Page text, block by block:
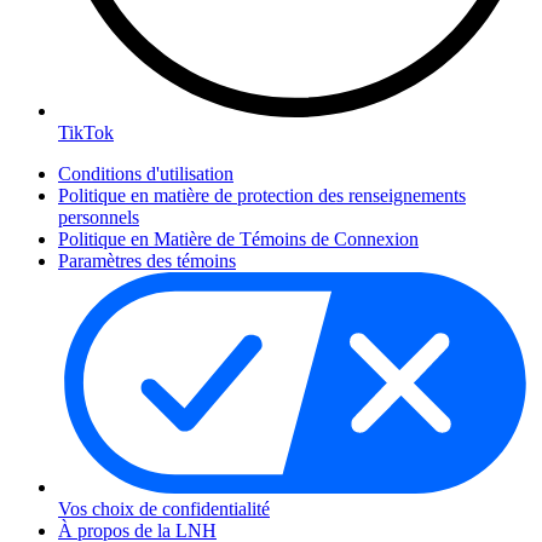
TikTok
Conditions d'utilisation
Politique en matière de protection des renseignements
personnels
Politique en Matière de Témoins de Connexion
Paramètres des témoins
Vos choix de confidentialité
À propos de la LNH